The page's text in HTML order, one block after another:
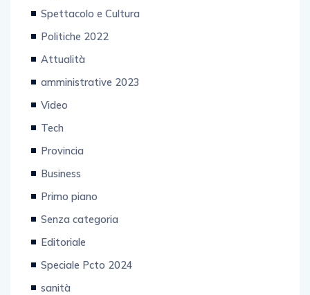
Spettacolo e Cultura
Politiche 2022
Attualità
amministrative 2023
Video
Tech
Provincia
Business
Primo piano
Senza categoria
Editoriale
Speciale Pcto 2024
sanità